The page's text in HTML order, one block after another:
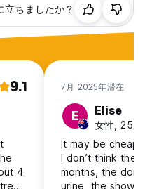
立ちましたか？
9.1
4
7月 2025年滞在
E Elise
女性, 25-
It may be cheap
I don’t think
months, the
urine, the